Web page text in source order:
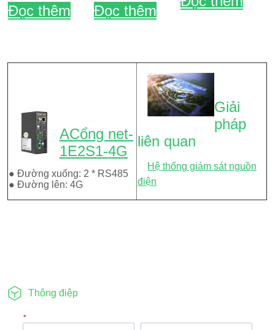
Thông điệp
*